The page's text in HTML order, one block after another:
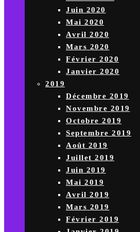
Juin 2020
Mai 2020
Avril 2020
Mars 2020
Février 2020
Janvier 2020
2019
Décembre 2019
Novembre 2019
Octobre 2019
Septembre 2019
Août 2019
Juillet 2019
Juin 2019
Mai 2019
Avril 2019
Mars 2019
Février 2019